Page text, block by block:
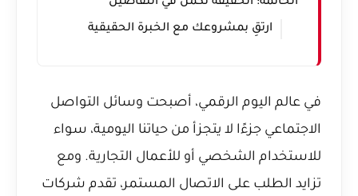
ارتقِ بمشروعك مع الخبرة الحقيقية
في عالم اليوم الرقمي، أصبحت وسائل التواصل
الاجتماعي جزءًا لا يتجزأ من حياتنا اليومية، سواء
للاستخدام الشخصي أو للأعمال التجارية. ومع
تزايد الطلب على الاتصال المستمر، تقدم شركات